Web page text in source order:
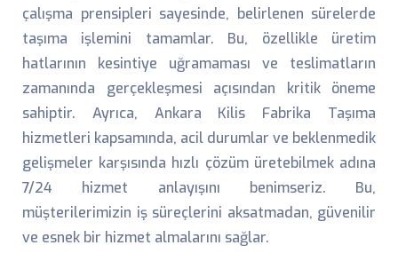
çalışma prensipleri sayesinde, belirlenen sürelerde
taşıma işlemini tamamlar. Bu, özellikle üretim
hatlarının kesintiye uğramaması ve teslimatların
zamanında gerçekleşmesi açısından kritik öneme
sahiptir. Ayrıca, Ankara Kilis Fabrika Taşıma
hizmetleri kapsamında, acil durumlar ve beklenmedik
gelişmeler karşısında hızlı çözüm üretebilmek adına
7/24 hizmet anlayışını benimseriz. Bu,
müşterilerimizin iş süreçlerini aksatmadan, güvenilir
ve esnek bir hizmet almalarını sağlar.